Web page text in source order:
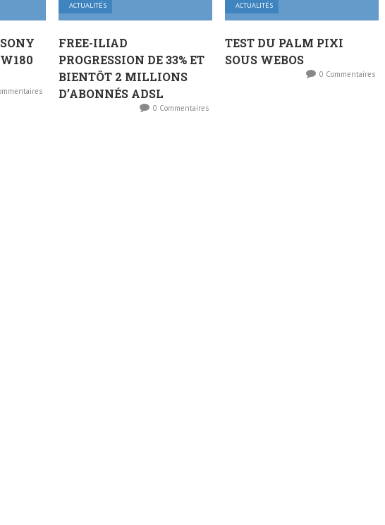
ACTUALITÉS
FREE-ILIAD
PROGRESSION DE 33% ET
BIENTÔT 2 MILLIONS
D’ABONNÉS ADSL
0 Commentaires
ACTUALITÉS
TEST DU PALM PIXI
SOUS WEBOS
0 Commentaires